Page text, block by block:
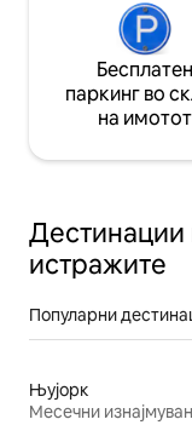
Бесплатен
паркинг во
на имотот
Дестинации
истражите
Популарни
Њујорк
Месечни